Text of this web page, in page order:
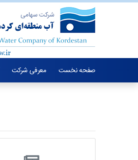
صفحه نخست معرفی شرکت